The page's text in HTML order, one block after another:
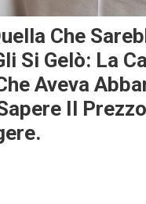
Che
Si Gelò: La
Aveva
Il